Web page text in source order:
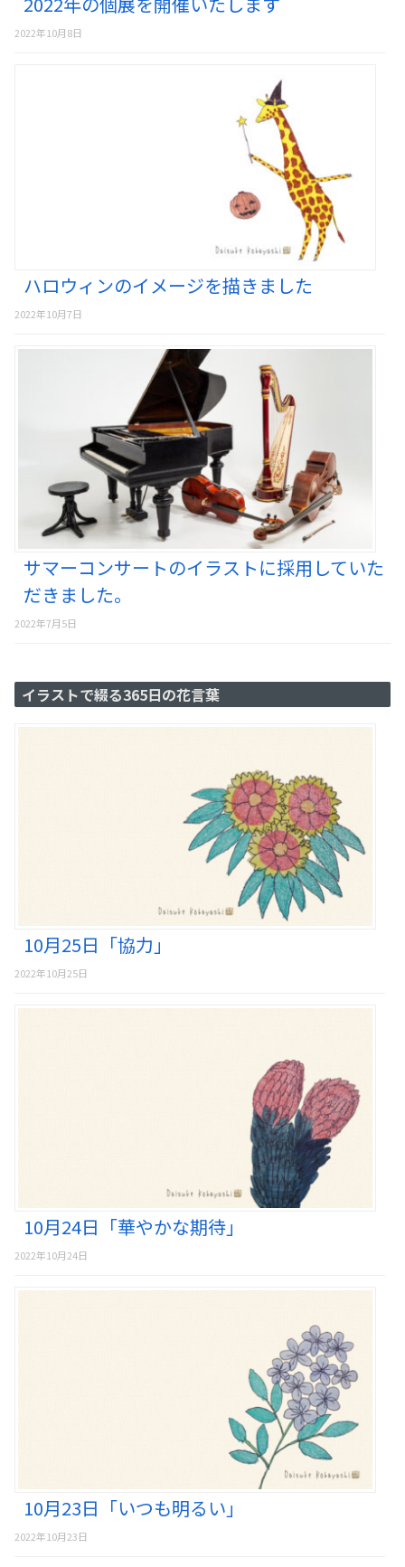
2022年10月8日
ハロウィンのイメージを描きました
2022年10月7日
サマーコンサートのイラストに採用していた
だきました。
2022年7月5日
イラストで綴る365日の花言葉
10月25日「協力」
2022年10月25日
10月24日「華やかな期待」
2022年10月24日
10月23日「いつも明るい」
2022年10月23日